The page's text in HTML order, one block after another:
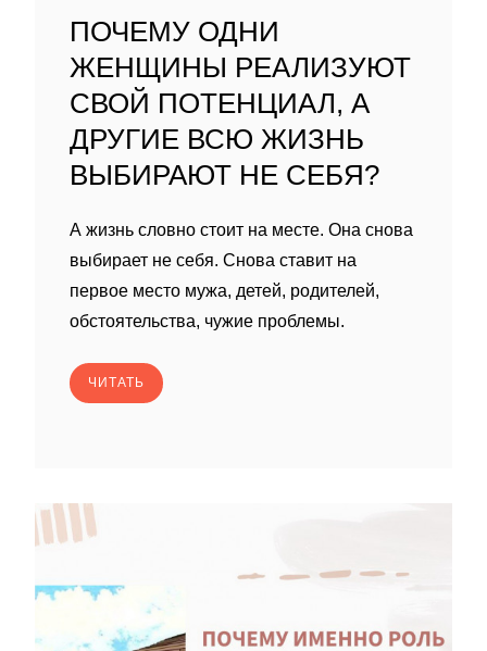
ПОЧЕМУ ОДНИ
ЖЕНЩИНЫ РЕАЛИЗУЮТ
СВОЙ ПОТЕНЦИАЛ, А
ДРУГИЕ ВСЮ ЖИЗНЬ
ВЫБИРАЮТ НЕ СЕБЯ?
А жизнь словно стоит на месте. Она снова
выбирает не себя. Снова ставит на
первое место мужа, детей, родителей,
обстоятельства, чужие проблемы.
ЧИТАТЬ